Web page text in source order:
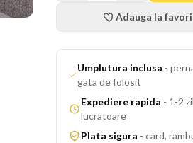
Adauga la
Umplutura inclusa -
gata de folosit
Expediere rapida - 1-2
lucratoare
Plata sigura - card,